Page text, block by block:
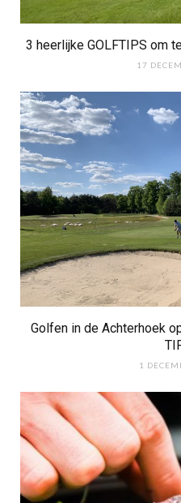
3 heerlijke GOLFTIPS om
17
Golfen in de Achterhoek
1